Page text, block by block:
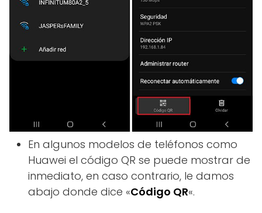
En algunos modelos de teléfonos como
Huawei el código QR se puede mostrar de
inmediato, en caso contrario, le damos
abajo donde dice «Código QR«.